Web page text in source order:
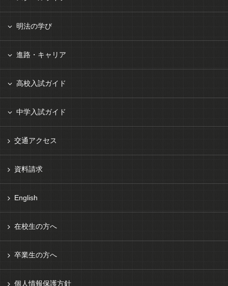
明法の学び
進路・キャリア
高校入試ガイド
中学入試ガイド
交通アクセス
資料請求
English
在校生の方へ
卒業生の方へ
個人情報保護方針